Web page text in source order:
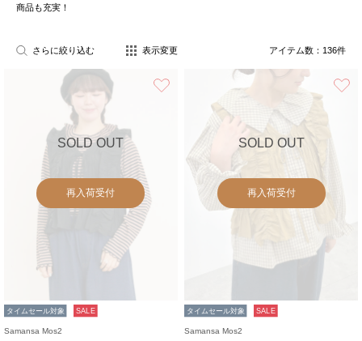
商品も充実！
さらに絞り込む 表示変更 アイテム数： 136件
SOLD OUT
再入荷受付
タイムセール対象 SALE
Samansa Mos2
SOLD OUT
再入荷受付
タイムセール対象 SALE
Samansa Mos2